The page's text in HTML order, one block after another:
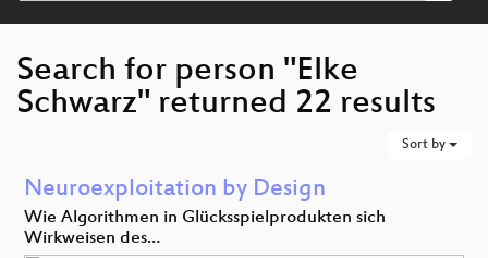
Search for person "Elke
Schwarz" returned 22 results
Sort by
Neuroexploitation by Design
Wie Algorithmen in Glücksspielprodukten sich
Wirkweisen des…